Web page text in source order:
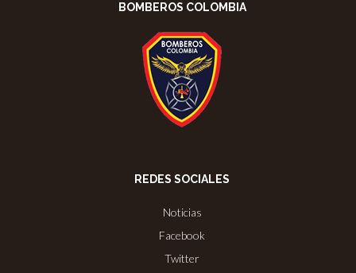
BOMBEROS COLOMBIA
REDES SOCIALES
Noticias
Facebook
Twitter